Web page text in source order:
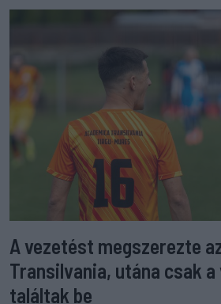
A vezetést megszerezte
Transilvania, utána csak a
találtak be